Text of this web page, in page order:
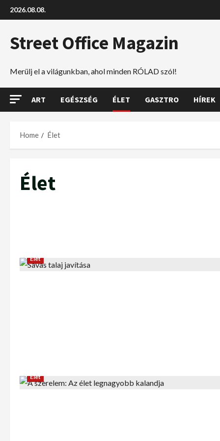
2026.08.08.
Street Office Magazin
Merülj el a világunkban, ahol minden RÓLAD szól!
ART EGÉSZSÉG ÉLET GASZTRO HÍREK
Home Élet
Élet
Élet
Élet